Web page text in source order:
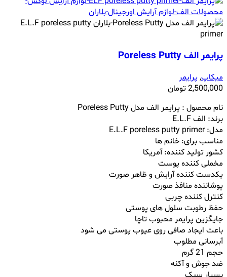
پرایمر الف Poreless Putty
میکاپ,پرایمر
2,500,000تومان
نام محصول : پرایمر الف مدل Poreless Putty
برند: الف E.L.F
مدل: E.L.F poreless putty primer
مناسب برای: خانم ها
کشور تولید کننده: آمریکا
مخملی کننده پوست
یکدست کننده آرایش و ظاهر صورت
پوشاننده منافذ صورت
کنترل کننده چربی
حفظ رطوبت سلول های پوستی
جایگزین پرایمر محبوب تاچا
باعث ایجاد صافی روی عیوب پوستی می شود
آبرسانی مطلوب
حجم 21 گرم
ضد جوش و آکنه